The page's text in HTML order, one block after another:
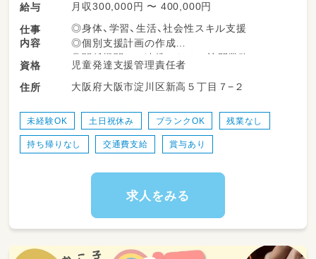
給与
月収300,000円 〜 400,000円
仕事
内容
◎身体、学習、生活、社会性スキル支援
◎個別支援計画の作成
◎関係機関との連携のための訪問業務
└学校や幼稚園、相談支援機関など
などのプログラムを子ども達に提供しています
資格
児童発達支援管理責任者
住所
大阪府大阪市淀川区新高５丁目７−２
未経験OK 土日祝休み ブランクOK 残業なし
持ち帰りなし 交通費支給 賞与あり
求人をみる